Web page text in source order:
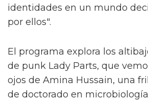
identidades en un mundo
por ellos".
El programa explora los
de punk Lady Parts, que
ojos de Amina Hussain, una
de doctorado en